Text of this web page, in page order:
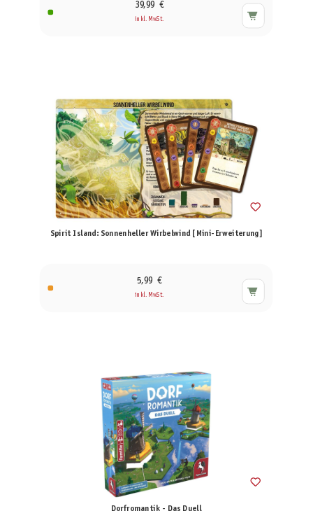
39,99 €
inkl. MwSt.
Spirit Island: Sonnenheller Wirbelwind [Mini-Erweiterung]
5,99 €
inkl. MwSt.
Dorfromantik - Das Duell